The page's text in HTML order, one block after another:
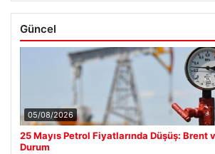
Güncel
05/08/2026
25 Mayıs Petrol Fiyatlarında Düşüş: Brent
Durum